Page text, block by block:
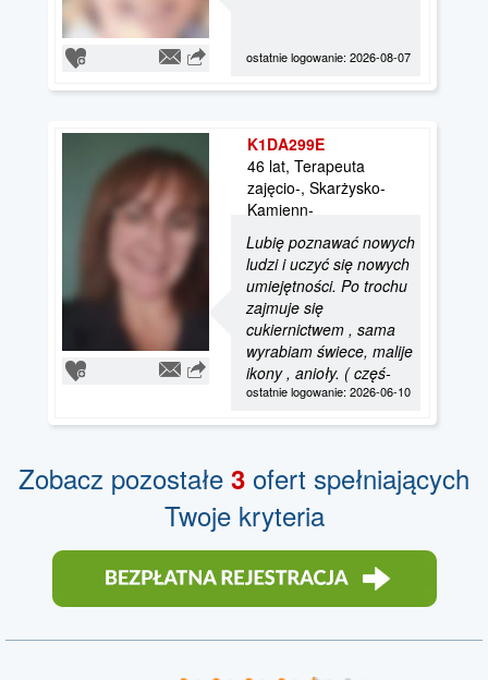
ostatnie logowanie: 2026-08-07
K1DA299E
46 lat, Terapeuta
zajęcio-, Skarżysko-
Kamienn-
Lubię poznawać nowych
ludzi i uczyć się nowych
umiejętności. Po trochu
zajmuje się
cukiernictwem , sama
wyrabiam świece, malije
ikony , anioły. ( częś-
ostatnie logowanie: 2026-06-10
Zobacz pozostałe 3 ofert spełniających
Twoje kryteria